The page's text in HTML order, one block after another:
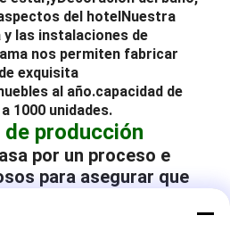
del hotel Nuestra
las instalaciones de
nos permiten fabricar
exquisita
al año.capacidad de
1000 unidades.
producción
por un proceso e
para asegurar que
perfectamente
del cliente.